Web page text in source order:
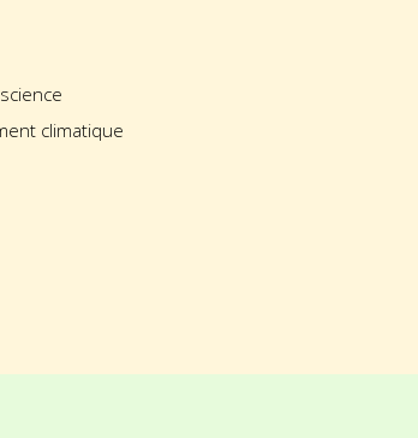
climatique